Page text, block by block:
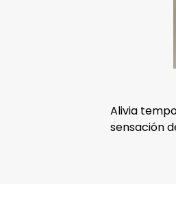
Alivia
sensación